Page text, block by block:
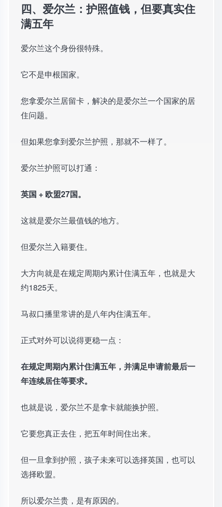
四、爱尔兰：护照值钱，但要真实住
满五年
爱尔兰这个身份很特殊。
它不是申根国家。
您拿爱尔兰居留卡，解决的是爱尔兰一个国家的居
住问题。
但如果您拿到爱尔兰护照，那就不一样了。
爱尔兰护照可以打通：
英国 + 欧盟27国。
这就是爱尔兰最值钱的地方。
但爱尔兰入籍要住。
大方向就是在规定周期内累计住满五年，也就是大
约1825天。
马叔口播里常讲的是八年内住满五年。
正式对外可以说得更稳一点：
在规定周期内累计住满五年，并满足申请前最后一
年连续居住等要求。
也就是说，爱尔兰不是拿卡就能换护照。
它要您真正去住，把五年时间住出来。
但一旦拿到护照，孩子未来可以选择英国，也可以
选择欧盟。
所以爱尔兰贵，是有原因的。